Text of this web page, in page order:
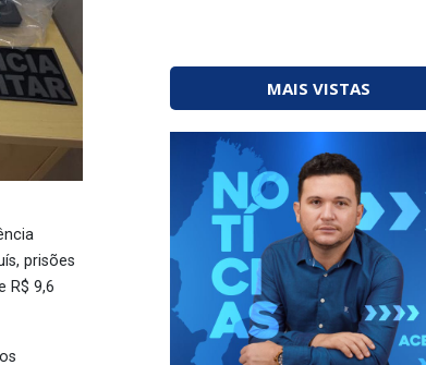
prisões
R$ 9,6
MAIS VISTAS